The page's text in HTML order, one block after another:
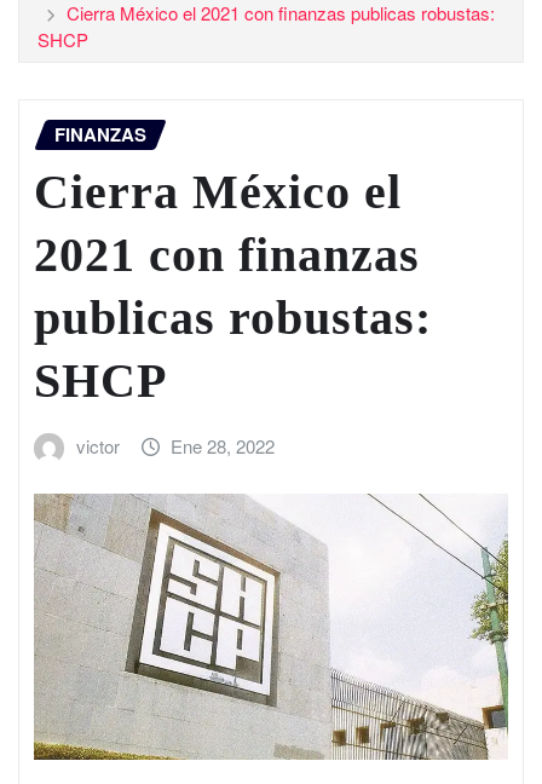
Cierra México el 2021 con finanzas publicas robustas:
SHCP
FINANZAS
Cierra México el
2021 con finanzas
publicas robustas:
SHCP
victor Ene 28, 2022